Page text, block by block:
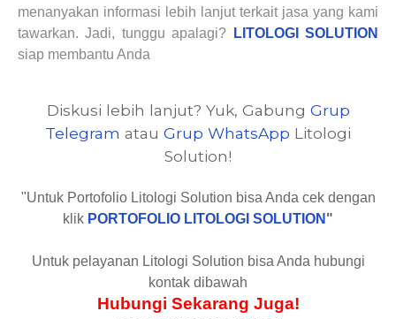
menanyakan informasi lebih lanjut terkait jasa yang kami
tawarkan. Jadi, tunggu apalagi?
LITOLOGI SOLUTION
siap membantu Anda
Diskusi lebih lanjut? Yuk, Gabung Grup
Telegram atau Grup WhatsApp Litologi
Solution!
"Untuk Portofolio Litologi Solution bisa Anda cek dengan
klik PORTOFOLIO LITOLOGI SOLUTION "
Untuk pelayanan Litologi Solution bisa Anda hubungi
kontak dibawah
Hubungi Sekarang Juga!